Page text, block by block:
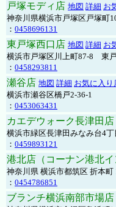
戸塚モディ店 地図 詳細 お
神奈川県横浜市戸塚区戸塚町
： 0458696131
東戸塚西口店 地図 詳細 お
横浜市戸塚区川上町87-8 東
： 0458293811
瀬谷店 地図 詳細 お気に入り
横浜市瀬谷区橋戸2-36-1
： 0453063431
カエデウォーク長津田店
横浜市緑区長津田みなみ台4
： 0459893121
港北店（コーナン港北イ
神奈川県 横浜市都筑区 折本
： 0454786851
ブランチ横浜南部市場店